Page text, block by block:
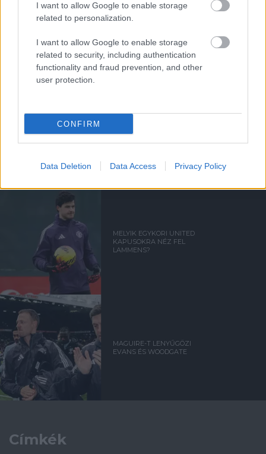
I want to allow Google to enable storage
related to personalization.
I want to allow Google to enable storage
related to security, including authentication
functionality and fraud prevention, and other
user protection.
CONFIRM
Data Deletion Data Access Privacy Policy
"IZGALOMBA" HOZTA A
UNITED SZURKOLÓKAT
MELYIK EGYKORI UNITED
KAPUSOKRA NÉZ FEL
LAMMENS?
MAGUIRE-T LENYŰGÖZI
EVANS ÉS WOODGATE
Címkék